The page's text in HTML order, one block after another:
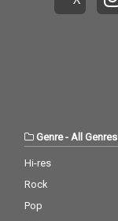
Genre- All Genres
Hi-res
Rock
Pop